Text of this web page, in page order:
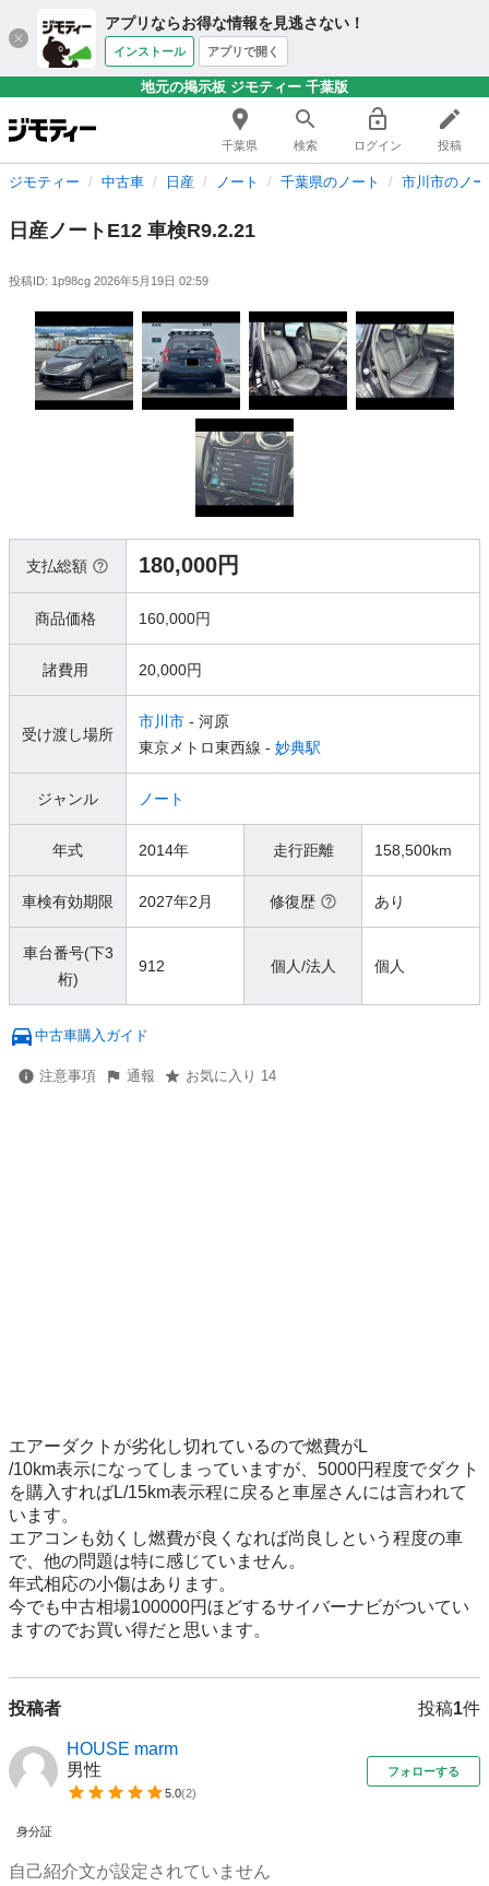
アプリならお得な情報を見逃さない！
インストール アプリで開く
地元の掲示板 ジモティー 千葉版
千葉県 検索 ログイン 投稿
ジモティー 中古車 日産 ノート 千葉県のノート 市川市のノ
日産ノートE12 車検R9.2.21
投稿ID: 1p98cg 2026年5月19日 02:59
支払総額 180,000円
商品価格 160,000円
諸費用 20,000円
受け渡し場所
市川市 - 河原
東京メトロ東西線 - 妙典駅
ジャンル ノート
年式 2014年 走行距離 158,500km
車検有効期限 2027年2月 修復歴 あり
車台番号(下3
桁)
912 個人/法人 個人
中古車購入ガイド
注意事項 通報 お気に入り 14
エアーダクトが劣化し切れているので燃費がL
/10km表示になってしまっていますが、5000円程度でダクト
を購入すればL/15km表示程に戻ると車屋さんには言われて
います。
エアコンも効くし燃費が良くなれば尚良しという程度の車
で、他の問題は特に感じていません。
年式相応の小傷はあります。
今でも中古相場100000円ほどするサイバーナビがついてい
ますのでお買い得だと思います。
投稿者 投稿1件
HOUSE marm
男性
5.0(2)
フォローする
身分証
自己紹介文が設定されていません